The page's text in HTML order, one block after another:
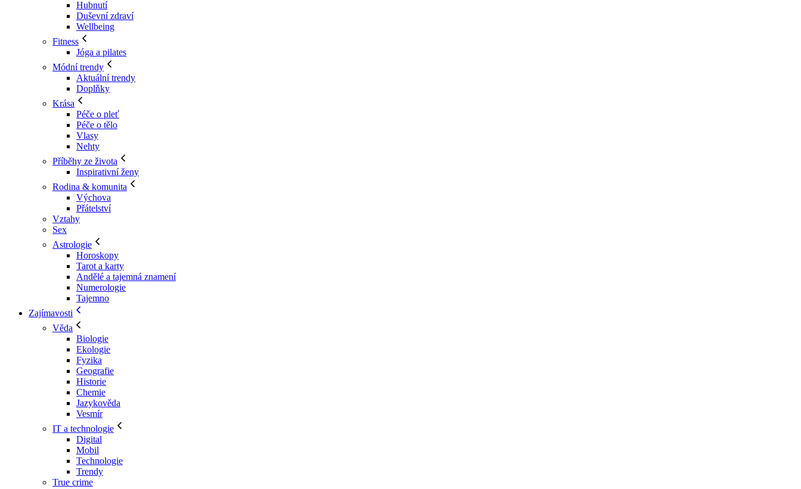
Hubnutí
Duševní zdraví
Wellbeing
Fitness
Jóga a pilates
Módní trendy
Aktuální trendy
Doplňky
Krása
Péče o pleť
Péče o tělo
Vlasy
Nehty
Příběhy ze života
Inspirativní ženy
Rodina & komunita
Výchova
Přátelství
Vztahy
Sex
Astrologie
Horoskopy
Tarot a karty
Andělé a tajemná znamení
Numerologie
Tajemno
Zajímavosti
Věda
Biologie
Ekologie
Fyzika
Geografie
Historie
Chemie
Jazykověda
Vesmír
IT a technologie
Digital
Mobil
Technologie
Trendy
True crime